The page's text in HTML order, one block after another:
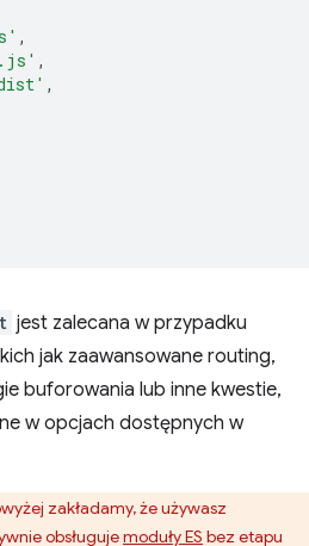
,
,
,
jest zalecana w przypadku
jak zaawansowane routing,
buforowania lub inne kwestie,
w opcjach dostępnych w
zakładamy, że używasz
obsługujemoduły ES bez etapu